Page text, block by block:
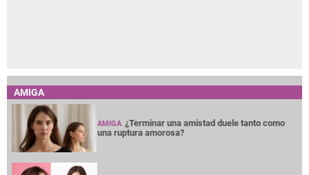
AMIGA
AMIGA ¿Terminar una amistad duele tanto como
una ruptura amorosa?